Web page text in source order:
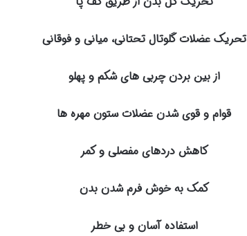
تحریک عضلات گلوتال تحتانی، میانی و فوقانی
از بین بردن چربی های شکم و پهلو
قوام و قوی شدن عضلات ستون مهره ها
کاهش دردهای مفصلی و کمر
کمک به خوش فرم شدن بدن
استفاده آسان و بی خطر